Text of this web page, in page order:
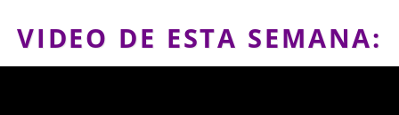
VIDEO DE ESTA SEMANA:
31 semanas de embarazo